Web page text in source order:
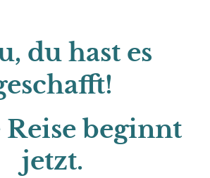
du hast es
beginnt
jetzt.